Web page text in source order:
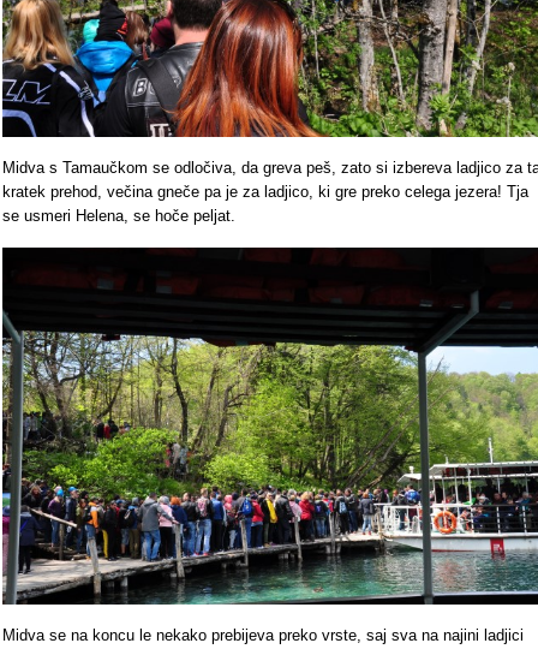
Midva s Tamaučkom se odločiva, da greva peš, zato si izbereva ladjico za
kratek prehod, večina gneče pa je za ladjico, ki gre preko celega jezera! Tja
se usmeri Helena, se hoče peljat.
Midva se na koncu le nekako prebijeva preko vrste, saj sva na najini ladjici